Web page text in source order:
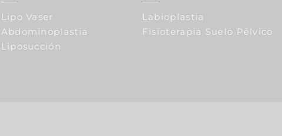
Lipo Vaser
Abdominoplastia
Liposucción
Labioplastia
Fisioterapia Suelo Pélvico